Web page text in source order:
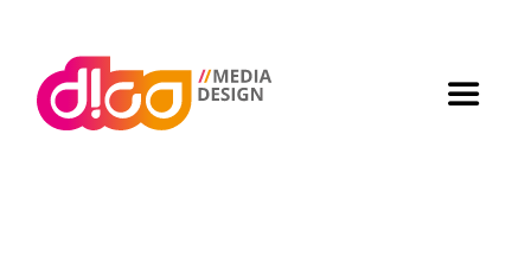
springen
Toggle